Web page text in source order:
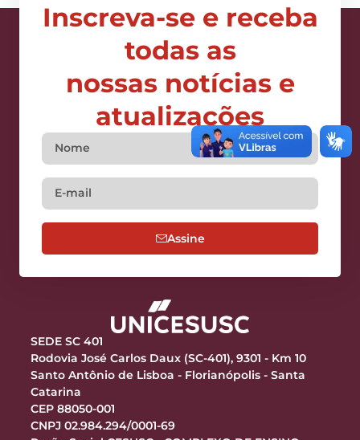
Inscreva-se e receba
todas as
nossas notícias e
atualizações
Assine
SEDE SC 401
Rodovia José Carlos Daux (SC-401), 9301 - Km 10
Santo Antônio de Lisboa - Florianópolis - Santa
Catarina
CEP 88050-001
CNPJ 02.984.294/0001-69